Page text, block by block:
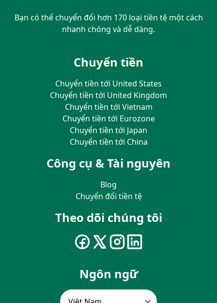
Bạn có thể chuyển đổi hơn 170 loại tiền tệ một cách
nhanh chóng và dễ dàng.
Chuyển tiền
Chuyển tiền tới United States
Chuyển tiền tới United Kingdom
Chuyển tiền tới Vietnam
Chuyển tiền tới Eurozone
Chuyển tiền tới Japan
Chuyển tiền tới China
Công cụ & Tài nguyên
Blog
Chuyển đổi tiền tệ
Theo dõi chúng tôi
Ngôn ngữ